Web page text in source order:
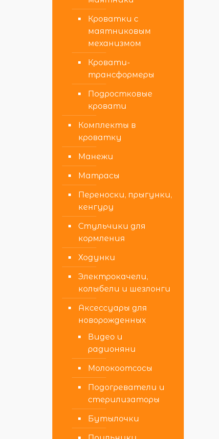
Кроватки с
маятниковым
механизмом
Кровати-
трансформеры
Подростковые
кровати
Комплекты в
кроватку
Манежи
Матрасы
Переноски, прыгунки,
кенгуру
Стульчики для
кормления
Ходунки
Электрокачели,
колыбели и шезлонги
Аксессуары для
новорожденных
Видео и
радионяни
Молокоотсосы
Подогреватели и
стерилизаторы
Бутылочки